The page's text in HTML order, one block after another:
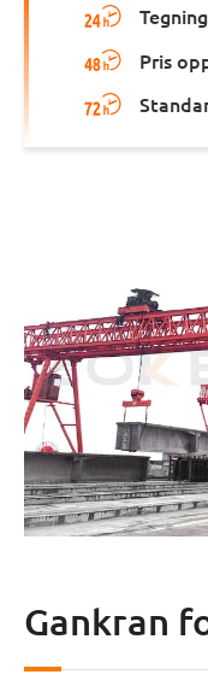
Pris
Gankran